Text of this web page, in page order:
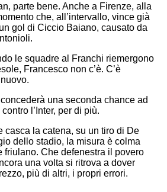
parte bene. Anche a Firenze, alla
che, all’intervallo, vince già
un gol di Ciccio Baiano, causato da
le squadre al Franchi riemergono
Francesco non c’è. C’è
una seconda chance ad
l’Inter, per di più.
casca la catena, su un tiro di De
dello stadio, la misura è colma
friulano. Che defenestra il povero
una volta si ritrova a dover
più di altri, i propri errori.